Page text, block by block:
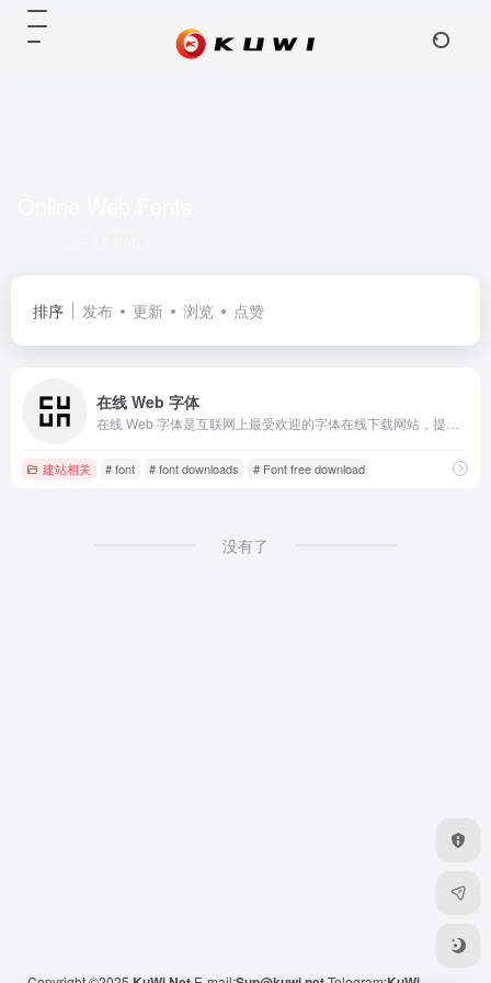
排序 发布 更新 浏览 点赞
在线 Web 字体
建站相关 # font # font downloads # Font free download
没有了